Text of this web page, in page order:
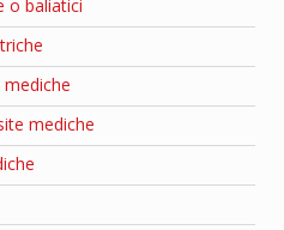
o baliatici
mediche